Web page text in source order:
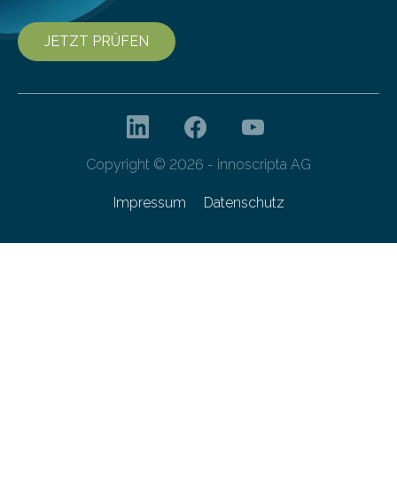
JETZT PRÜFEN
Copyright © 2026 - innoscripta AG
Impressum Datenschutz